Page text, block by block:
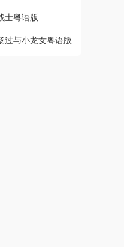
士粤语版
过与小龙女粤语版